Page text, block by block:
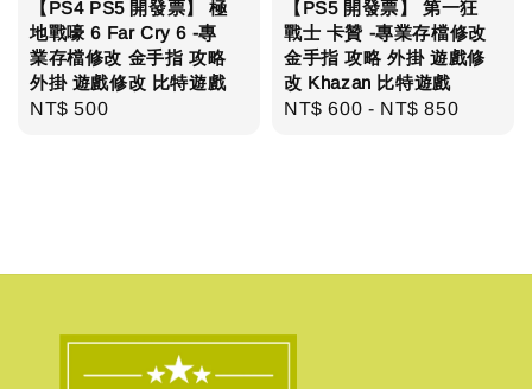
【PS4 PS5 開發票】 極
地戰嚎 6 Far Cry 6 -專
業存檔修改 金手指 攻略
外掛 遊戲修改 比特遊戲
Regular
NT$ 500
【PS5 開發票】 第一狂
戰士 卡贊 -專業存檔修改
金手指 攻略 外掛 遊戲修
改 Khazan 比特遊戲
Regular
NT$ 600 - NT$ 850